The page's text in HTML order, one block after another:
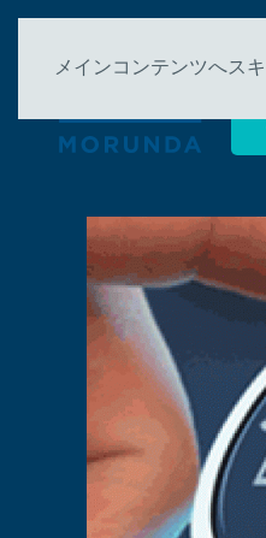
メインコンテンツへス
につ